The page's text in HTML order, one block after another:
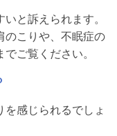
と訴えられます。
のこりや、不眠症の
ご覧ください。
感じられるでしょ